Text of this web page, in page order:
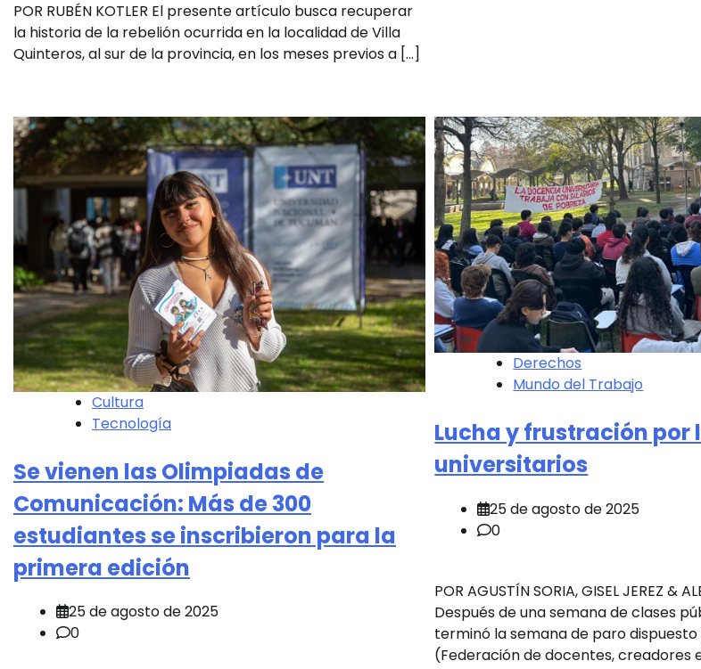
POR RUBÉN KOTLER El presente artículo busca recuperar
la historia de la rebelión ocurrida en la localidad de Villa
Quinteros, al sur de la provincia, en los meses previos a […]
Cultura
Tecnología
Se vienen las Olimpiadas de
Comunicación: Más de 300
estudiantes se inscribieron para la
primera edición
25 de agosto de 2025
0
Derechos
Mundo del Trabajo
Lucha y frustración por
universitarios
25 de agosto de 2025
0
POR AGUSTÍN SORIA, GISEL JEREZ &
Después de una semana de clases
terminó la semana de paro
(Federación de docentes, creadores